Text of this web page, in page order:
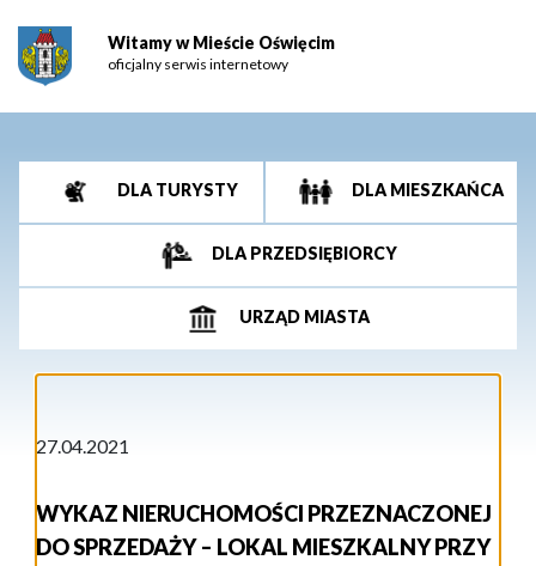
Witamy w Mieście Oświęcim
oficjalny serwis internetowy
DLA TURYSTY DLA MIESZKAŃCA
DLA PRZEDSIĘBIORCY
URZĄD MIASTA
27.04.2021
WYKAZ NIERUCHOMOŚCI PRZEZNACZONEJ
DO SPRZEDAŻY – LOKAL MIESZKALNY PRZY